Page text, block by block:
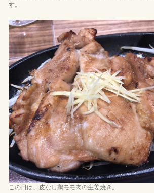
す。
この日は、皮なし鶏モモ肉の生姜焼き。